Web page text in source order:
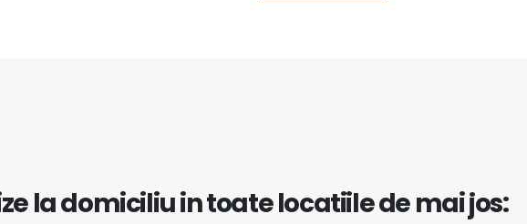
la domiciliu in toate locatiile de mai jos: